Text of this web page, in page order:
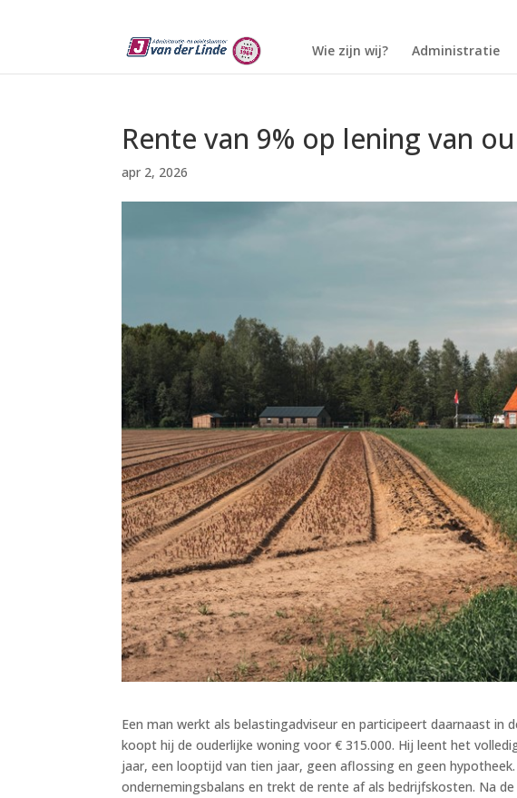
Wie zijn wij? Administratie
Rente van 9% op lening van
apr 2, 2026
Een man werkt als belastingadviseur en participeert daarnaast in
koopt hij de ouderlijke woning voor € 315.000. Hij leent het
jaar, een looptijd van tien jaar, geen aflossing en geen
ondernemingsbalans en trekt de rente af als bedrijfskosten. Na